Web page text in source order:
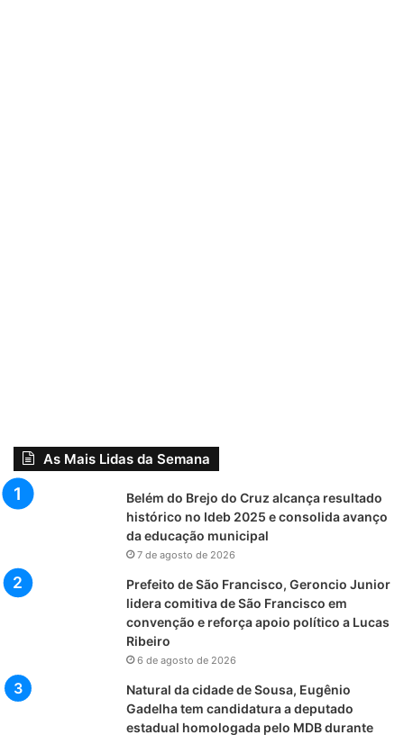
As Mais Lidas da Semana
Belém do Brejo do Cruz alcança resultado
histórico no Ideb 2025 e consolida avanço
da educação municipal
7 de agosto de 2026
Prefeito de São Francisco, Geroncio Junior
lidera comitiva de São Francisco em
convenção e reforça apoio político a Lucas
Ribeiro
6 de agosto de 2026
Natural da cidade de Sousa, Eugênio
Gadelha tem candidatura a deputado
estadual homologada pelo MDB durante